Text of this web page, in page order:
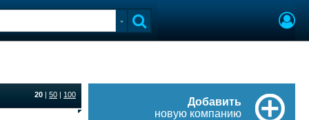
20 | 50 | 100
Добавить
новую компанию